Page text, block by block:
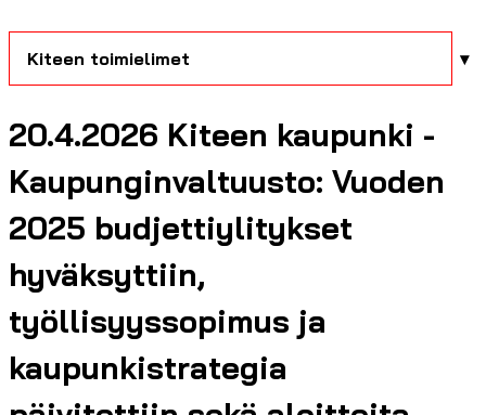
Kiteen toimielimet
20.4.2026 Kiteen kaupunki -
Kaupunginvaltuusto: Vuoden
2025 budjettiylitykset
hyväksyttiin,
työllisyyssopimus ja
kaupunkistrategia